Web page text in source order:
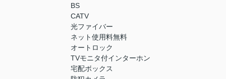
BS
CATV
光ファイバー
ネット使用料無料
オートロック
TVモニタ付インターホン
宅配ボックス